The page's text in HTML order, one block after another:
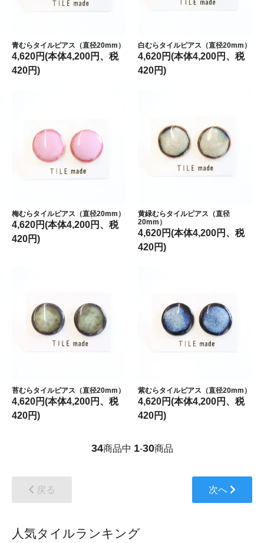
青むらタイルピアス（直径20mm）
4,620円(本体4,200円、税
420円)
白むらタイルピアス（直径20mm）
4,620円(本体4,200円、税
420円)
梅むらタイルピアス（直径20mm）
4,620円(本体4,200円、税
420円)
黄緑むらタイルピアス（直径
20mm）
4,620円(本体4,200円、税
420円)
苔むらタイルピアス（直径20mm）
4,620円(本体4,200円、税
420円)
紫むらタイルピアス（直径20mm）
4,620円(本体4,200円、税
420円)
34商品中 1-30商品
戻る 次へ
人気タイルランキング